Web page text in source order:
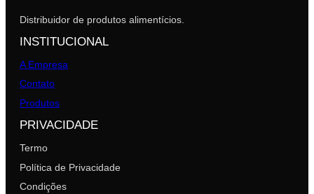
Distribuidor de produtos alimentícios.
INSTITUCIONAL
A Empresa
Contato
Produtos
PRIVACIDADE
Termo
Política de Privacidade
Condições